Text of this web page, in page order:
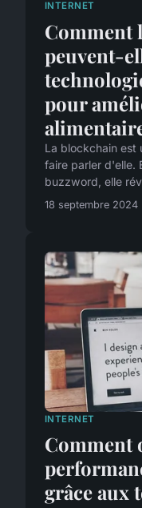
INTERNET
Comment
peuvent-
pour
La blockchain est
faire parler d'elle.
buzzword, elle
18 septembre 2024
INTERNET
Comment
grâce aux